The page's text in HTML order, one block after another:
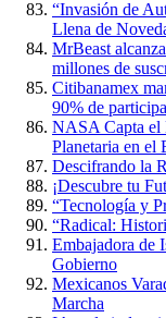
“Invasión de
Llena de
MrBeast
millones de
Citibanamex
90% de
NASA Capta el
Planetaria en el
Descifrando la
¡Descubre tu
“Tecnología y
“Radical:
Embajadora de
Gobierno
Mexicanos
Marcha